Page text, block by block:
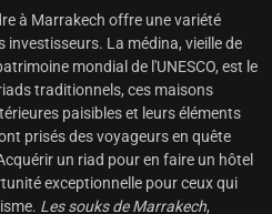
à Marrakech offre une variété
La médina, vieille de
mondial de l'UNESCO, est le
traditionnels, ces maisons
paisibles et leurs éléments
prisés des voyageurs en quête
un riad pour en faire un hôtel
exceptionnelle pour ceux qui
Les souks de Marrakech,